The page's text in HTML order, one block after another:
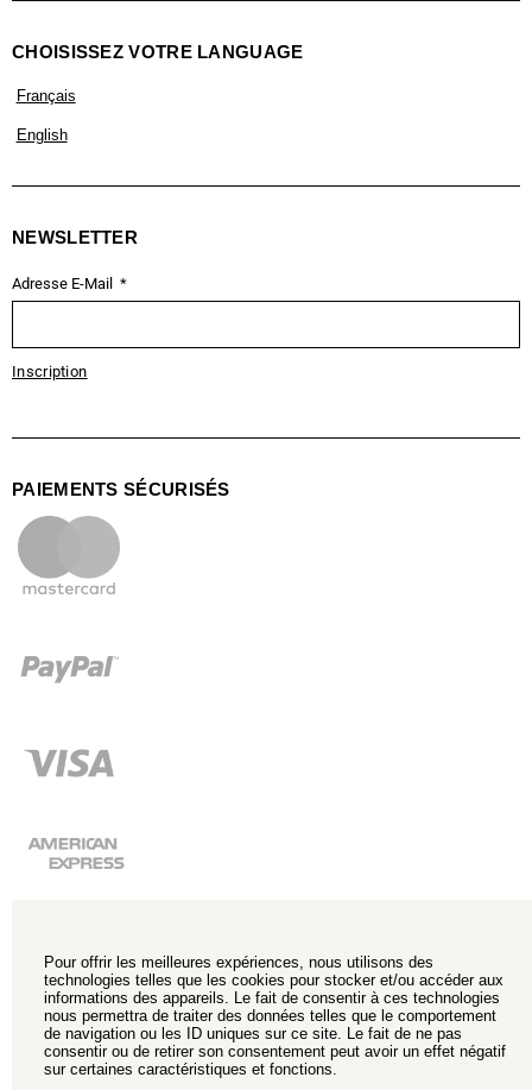
CHOISISSEZ VOTRE LANGUAGE
Français
English
NEWSLETTER
Adresse E-Mail
Inscription
PAIEMENTS SÉCURISÉS
Pour offrir les meilleures expériences, nous utilisons des
technologies telles que les cookies pour stocker et/ou accéder aux
informations des appareils. Le fait de consentir à ces technologies
nous permettra de traiter des données telles que le comportement
de navigation ou les ID uniques sur ce site. Le fait de ne pas
consentir ou de retirer son consentement peut avoir un effet négatif
sur certaines caractéristiques et fonctions.